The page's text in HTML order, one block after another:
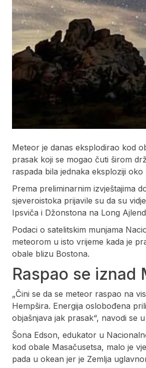
Meteor je danas eksplodirao kod
prasak koji se mogao čuti širom
raspada bila jednaka eksploziji
Prema preliminarnim izvještajima
sjeveroistoka prijavile su da su
Ipsviča i Džonstona na Long
Podaci o satelitskim munjama
meteorom u isto vrijeme kada je
obale blizu Bostona.
Raspao se iznad
„Čini se da se meteor raspao na
Hempšira. Energija oslobođena
objašnjava jak prasak“, navodi se
Šona Edson, edukator u
kod obale Masačusetsa, malo je
pada u okean jer je Zemlja